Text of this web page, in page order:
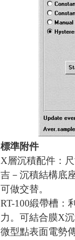
標準附件
X層沉積配件：
吉－沉積結構底
可做交替。
RT-100緞帶槽：
力。可結合膜X
微型點表面電勢